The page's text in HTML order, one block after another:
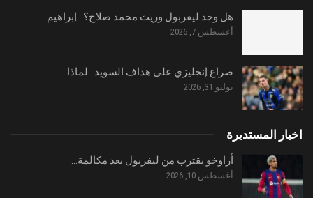
هل وجد ليفربول وريث محمد صلاح؟.. إبراهيم…
أغسطس 7, 2026
صراع إنجليزي على هداف السويد.. لماذا…
يوليو 31, 2026
اخبار المستديرة
أراوخو يقترب من ليفربول بعد مكالمة…
أغسطس 10, 2026